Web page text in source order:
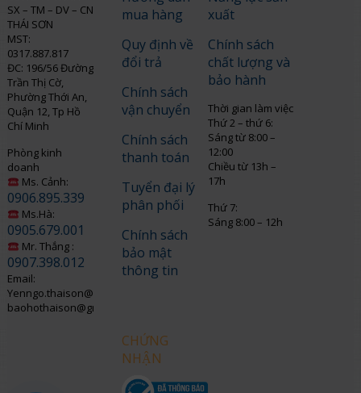
SX – TM – DV – CN
THÁI SƠN
MST:
0317.887.817
ĐC: 196/56 Đường
Trần Thị Cờ,
Phường Thới An,
Quận 12, Tp Hồ
Chí Minh
Phòng kinh
doanh
Ms. Cảnh:
0906.895.339
Ms.Hà:
0905.679.001
Mr. Thắng :
0907.398.012
Email:
Yenngo.thaison@gmail.com
baohothaison@gmail.com
mua hàng
Quy định về
đổi trả
Chính sách
vận chuyển
Chính sách
thanh toán
Tuyển đại lý
phân phối
Chính sách
bảo mật
thông tin
CHỨNG
NHẬN
xuất
Chính sách
chất lượng và
bảo hành
Thời gian làm việc
Thứ 2 – thứ 6:
Sáng từ 8:00 –
12:00
Chiều từ 13h –
17h
Thứ 7:
Sáng 8:00 – 12h